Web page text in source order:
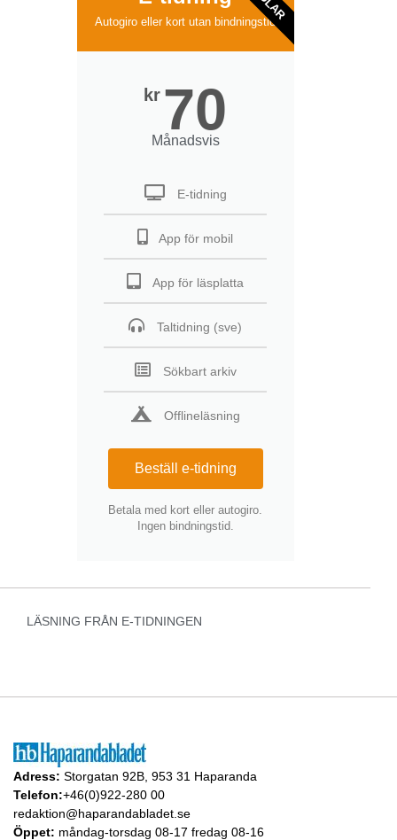
Autogiro eller kort utan bindningstid
kr 70
Månadsvis
E-tidning
App för mobil
App för läsplatta
Taltidning (sve)
Sökbart arkiv
Offlineläsning
Beställ e-tidning
Betala med kort eller autogiro.
Ingen bindningstid.
LÄSNING FRÅN E-TIDNINGEN
Adress: Storgatan 92B, 953 31 Haparanda
Telefon:+46(0)922-280 00
redaktion@haparandabladet.se
Öppet: måndag-torsdag 08-17 fredag 08-16